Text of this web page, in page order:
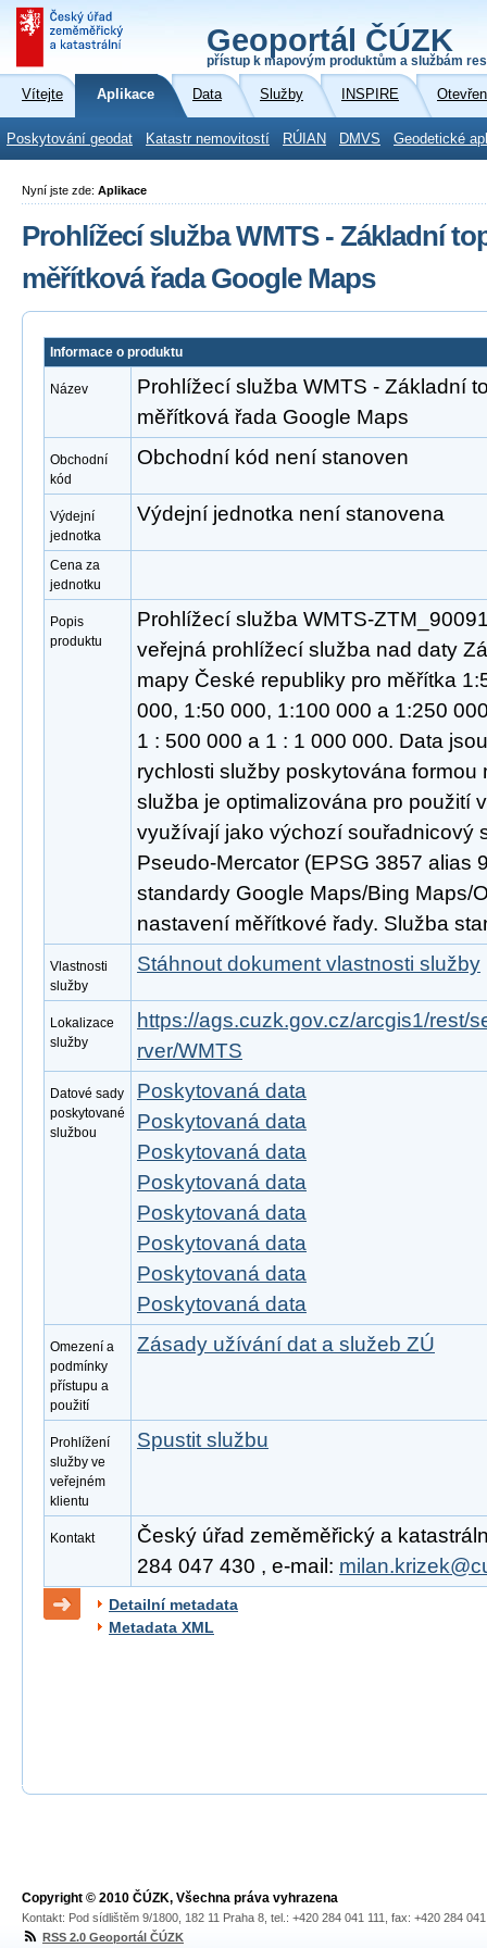
Geoportál ČÚZK
přístup k mapovým produktům a službám
Vítejte Aplikace Data Služby INSPIRE
Poskytování geodat Katastr nemovitostí RÚIAN DMVS Geodetické
Nyní jste zde: Aplikace
Prohlížecí služba WMTS - Základní
měřítková řada Google Maps
Informace o produktu
Název
Prohlížecí služba WMTS - Základní
měřítková řada Google Maps
Obchodní
kód
Obchodní kód není stanoven
Výdejní
jednotka
Výdejní jednotka není stanovena
Cena za
jednotku
Popis
produktu
Prohlížecí služba WMTS-
veřejná prohlížecí služba nad daty
mapy České republiky pro měřítka
000, 1:50 000, 1:100 000 a 1:250
1 : 500 000 a 1 : 1 000 000. Data
rychlosti služby poskytována formou
služba je optimalizována pro použití
využívají jako výchozí souřadnicový
Pseudo-Mercator (EPSG 3857 alias
standardy Google Maps/Bing Maps/
nastavení měřítkové řady. Služba
Vlastnosti
služby
Stáhnout dokument vlastnosti služby
Lokalizace
služby
https://ags.cuzk.gov.cz/arcgis1/rest/
rver/WMTS
Datové sady
poskytované
službou
Poskytovaná data
Poskytovaná data
Poskytovaná data
Poskytovaná data
Poskytovaná data
Poskytovaná data
Poskytovaná data
Poskytovaná data
Omezení a
podmínky
přístupu a
použití
Zásady užívání dat a služeb ZÚ
Prohlížení
služby ve
veřejném
klientu
Spustit službu
Kontakt
Český úřad zeměměřický a
284 047 430 , e-mail:
Detailní metadata
Metadata XML
Copyright © 2010 ČÚZK, Všechna práva vyhrazena
Kontakt: Pod sídlištěm 9/1800, 182 11 Praha 8, tel.: +420 284 041 111, fax: +420 284
RSS 2.0 Geoportál ČÚZK